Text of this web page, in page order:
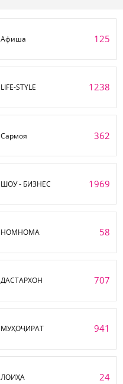
Афиша 125
LIFE-STYLE 1238
Сармоя 362
ШОУ - БИЗНЕС 1969
НОМНОМА 58
ДАСТАРХОН 707
МУҲОҶИРАТ 941
ЛОИҲА 24